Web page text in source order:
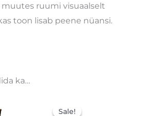
ruumi visuaalselt
toon lisab peene nüansi.
ka…
Sale!
Sale!